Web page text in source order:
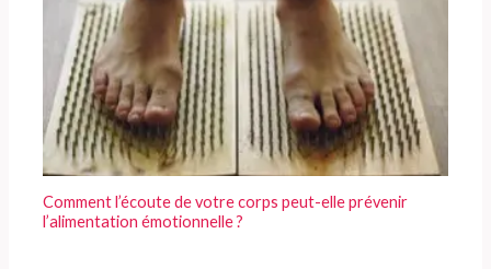
Comment l’écoute de votre corps peut-elle prévenir
l’alimentation émotionnelle ?